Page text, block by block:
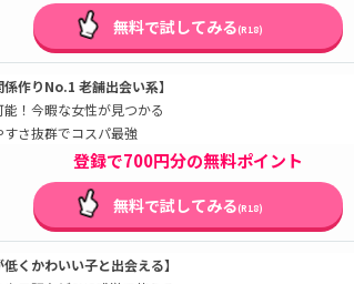
無料で試してみる(R18)
係作りNo.1 老舗出会い系】
能！今暇な女性が見つかる
すさ抜群でコスパ最強
登録で700円分の無料ポイント
無料で試してみる(R18)
低くかわいい子と出会える】